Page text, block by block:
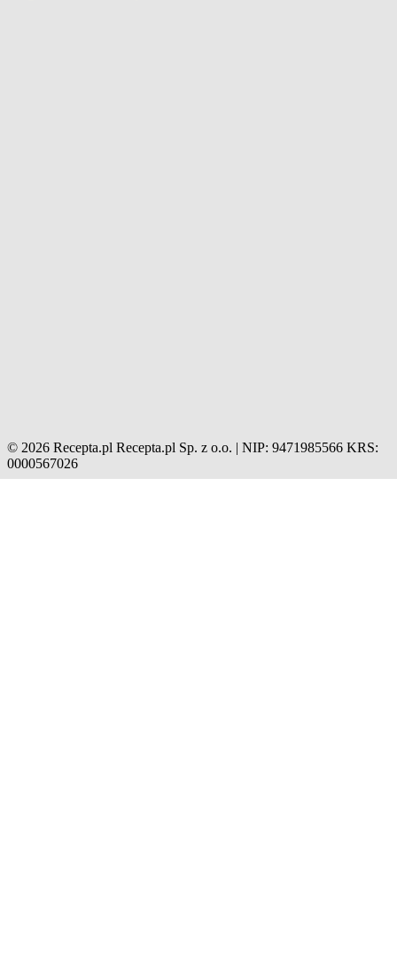
© 2026 Recepta.pl Recepta.pl Sp. z o.o. | NIP: 9471985566 KRS:
0000567026